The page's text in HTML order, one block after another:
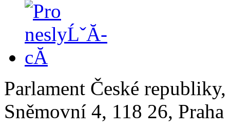
Parlament České
Sněmovní 4, 118 26,